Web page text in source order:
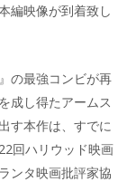
編映像が到着致し
の最強コンビが再
成し得たアームス
す本作は、すでに
回ハリウッド映画
ンタ映画批評家協